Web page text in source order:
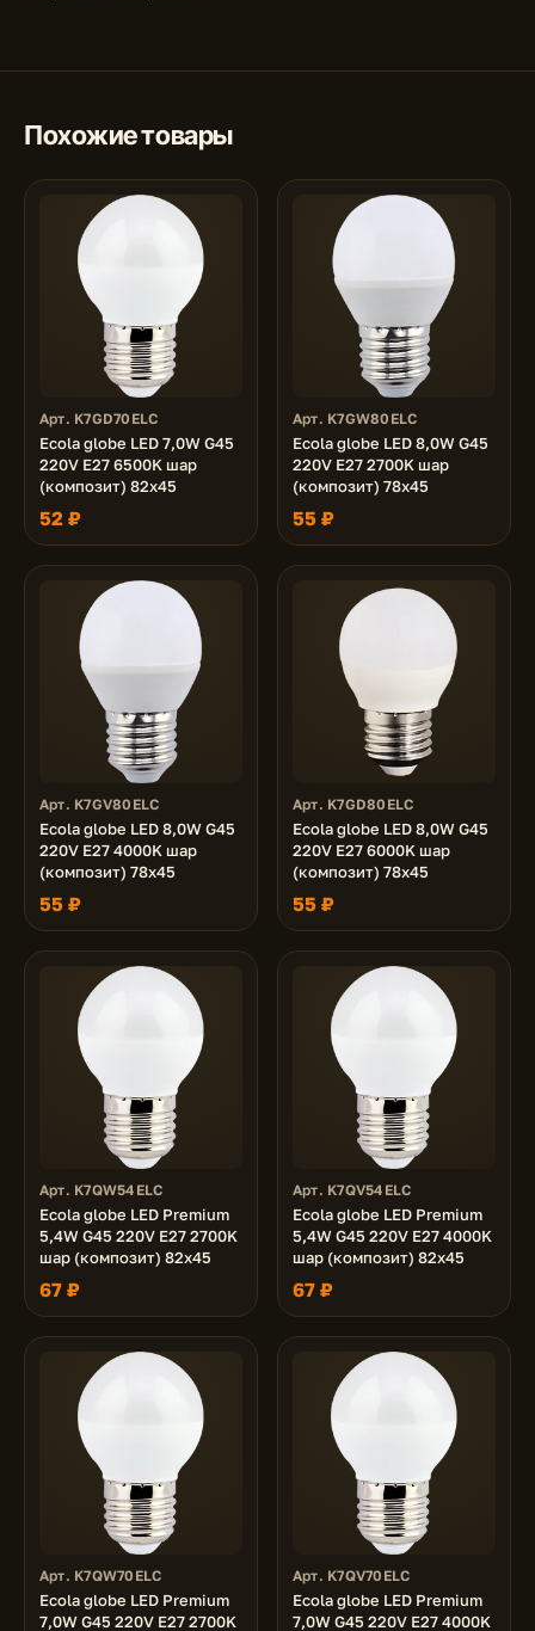
Похожие товары
Арт. K7GD70ELC
Ecola globe LED 7,0W G45
220V E27 6500K шар
(композит) 82x45
52 ₽
Арт. K7GW80ELC
Ecola globe LED 8,0W G45
220V E27 2700K шар
(композит) 78x45
55 ₽
Арт. K7GV80ELC
Ecola globe LED 8,0W G45
220V E27 4000K шар
(композит) 78x45
55 ₽
Арт. K7GD80ELC
Ecola globe LED 8,0W G45
220V E27 6000K шар
(композит) 78x45
55 ₽
Арт. K7QW54ELC
Ecola globe LED Premium
5,4W G45 220V E27 2700K
шар (композит) 82x45
67 ₽
Арт. K7QV54ELC
Ecola globe LED Premium
5,4W G45 220V E27 4000K
шар (композит) 82x45
67 ₽
Арт. K7QW70ELC
Ecola globe LED Premium
7,0W G45 220V E27 2700K
Арт. K7QV70ELC
Ecola globe LED Premium
7,0W G45 220V E27 4000K